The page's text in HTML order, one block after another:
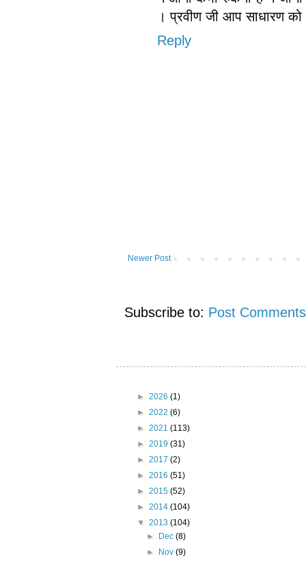
। प्रवीण जी आप साधारण
Reply
Newer Post
Subscribe to: Post
► 2026 (1)
► 2022 (6)
► 2021 (113)
► 2019 (31)
► 2017 (2)
► 2016 (51)
► 2015 (52)
► 2014 (104)
▼ 2013 (104)
► Dec(8)
► Nov(9)